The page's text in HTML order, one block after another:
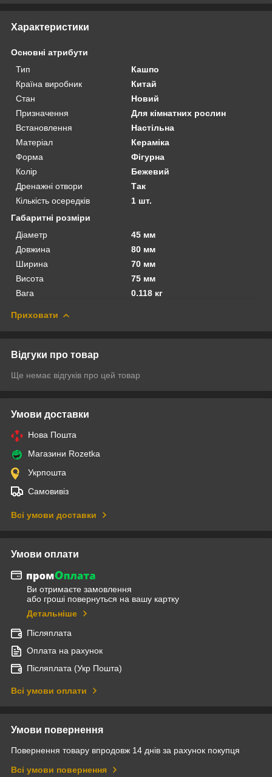
Характеристики
Основні атрибути
Тип
Кашпо
Країна виробник
Китай
Стан
Новий
Призначення
Для кімнатних рослин
Встановлення
Настільна
Матеріал
Кераміка
Форма
Фігурна
Колір
Бежевий
Дренажні отвори
Так
Кількість осередків
1 шт.
Габаритні розміри
Діаметр
45 мм
Довжина
80 мм
Ширина
70 мм
Висота
75 мм
Вага
0.118 кг
Приховати
Відгуки про товар
Ще немає відгуків про цей товар
Умови доставки
Нова Пошта
Магазини Rozetka
Укрпошта
Самовивіз
Всі умови доставки
Умови оплати
Ви отримаєте замовлення
або гроші повернуться на вашу картку
Детальніше
Післяплата
Оплата на рахунок
Післяплата (Укр Пошта)
Всі умови оплати
Умови повернення
Повернення товару впродовж 14 днів за рахунок покупця
Всі умови повернення